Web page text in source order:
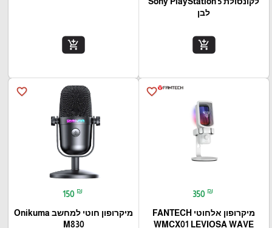
לבן
add_shopping_cart
add_shopping_cart
favorite_border
350 ₪
מיקרופון אלחוטי FANTECH
WMCX01 LEVIOSA WAVE
favorite_border
150 ₪
מיקרופון חוטי למחשב Onikuma
M830